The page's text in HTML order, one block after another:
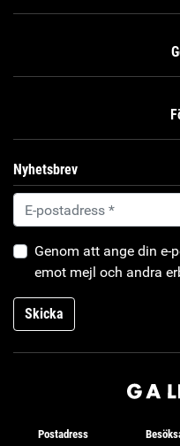
Nyhetsbrev
Genom att ange din e-
emot mejl och andra
Skicka
Postadress